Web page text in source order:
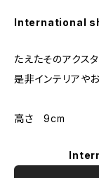
International
たえたそのアクス
是非インテリアや
高さ 9cm